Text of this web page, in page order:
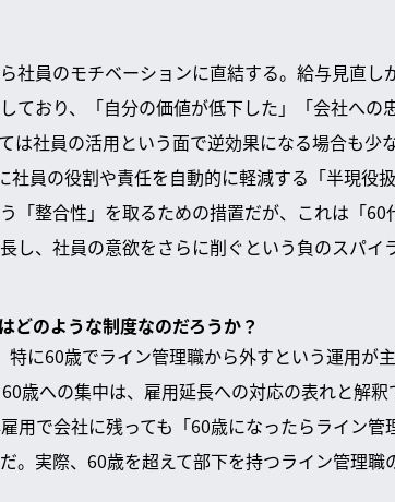
社員のモチベーションに直結する。給与見直し
ており、「自分の価値が低下した」「会社への
は社員の活用という面で逆効果になる場合も少
社員の役割や責任を自動的に軽減する「半現役
「整合性」を取るための措置だが、これは「60
し、社員の意欲をさらに削ぐという負のスパイ
どのような制度なのだろうか？
に60歳でライン管理職から外すという運用が
歳への集中は、雇用延長への対応の表れと解釈
用で会社に残っても「60歳になったらライン管
。実際、60歳を超えて部下を持つライン管理職